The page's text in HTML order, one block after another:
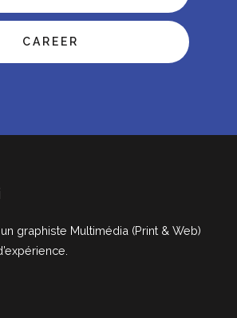
CAREER
graphiste Multimédia (Print & Web)